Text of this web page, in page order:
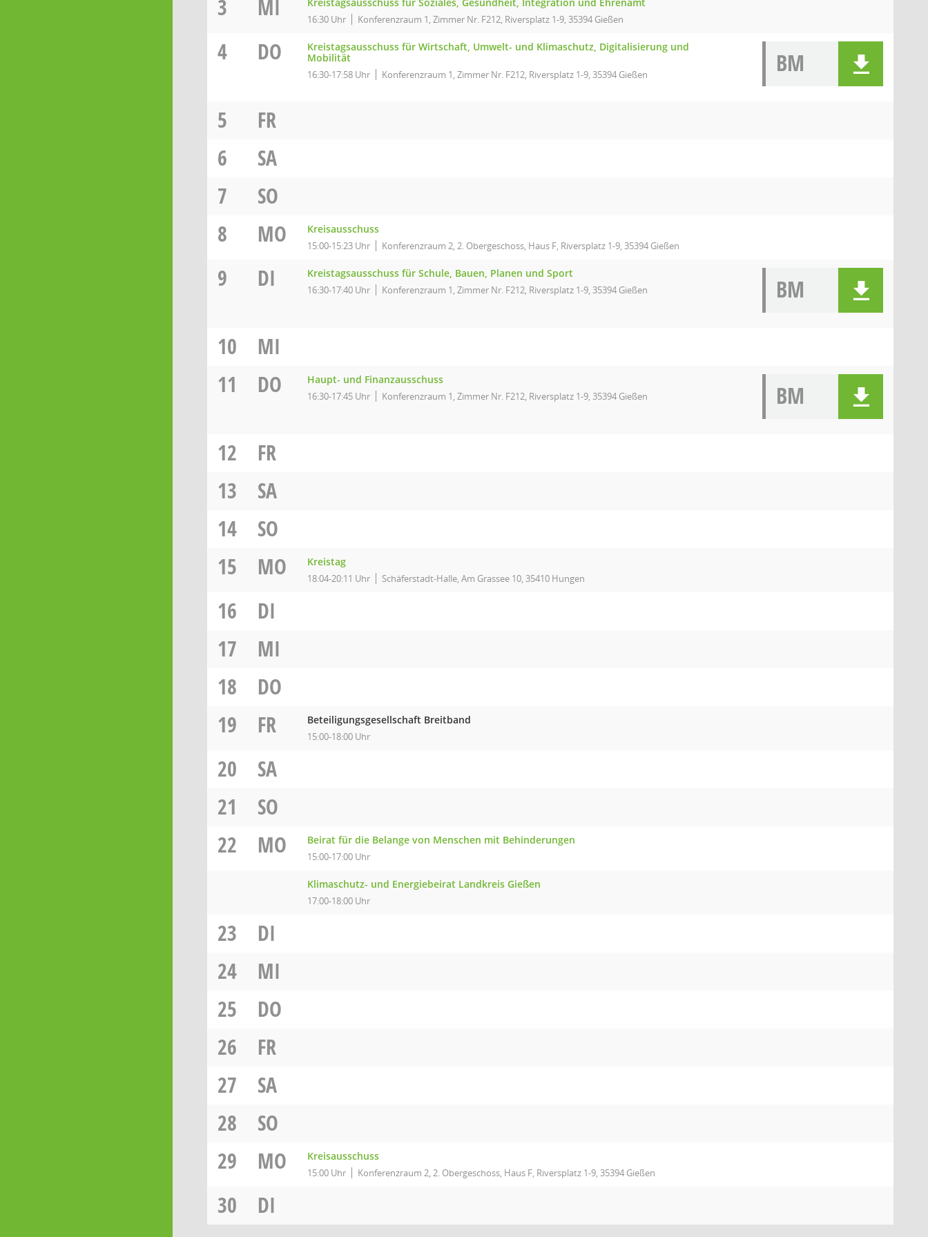
3 MI 16:30 Uhr Konferenzraum 1, Zimmer Nr. F212, Riversplatz 1-9, 35394 Gießen
4 DO
Kreistagsausschuss für Wirtschaft, Umwelt- und Klimaschutz, Digitalisierung und
Mobilität
16:30-17:58 Uhr Konferenzraum 1, Zimmer Nr. F212, Riversplatz 1-9, 35394 Gießen BM
5
FR
6
SA
7
SO
8
MO Kreisausschuss
15:00-15:23 Uhr Konferenzraum 2, 2. Obergeschoss, Haus F, Riversplatz 1-9, 35394 Gießen
9 DI Kreistagsausschuss für Schule, Bauen, Planen und Sport
16:30-17:40 Uhr Konferenzraum 1, Zimmer Nr. F212, Riversplatz 1-9, 35394 Gießen BM
10
MI
11
DO Haupt- und Finanzausschuss
16:30-17:45 Uhr Konferenzraum 1, Zimmer Nr. F212, Riversplatz 1-9, 35394 Gießen BM
12
FR
13
SA
14
SO
15
MO Kreistag
18:04-20:11 Uhr Schäferstadt-Halle, Am Grassee 10, 35410 Hungen
16
DI
17
MI
18
DO
19
FR Beteiligungsgesellschaft Breitband
15:00-18:00 Uhr
20
SA
21
SO
22
MO Beirat für die Belange von Menschen mit Behinderungen
15:00-17:00 Uhr
Klimaschutz- und Energiebeirat Landkreis Gießen
17:00-18:00 Uhr
23
DI
24
MI
25
DO
26
FR
27
SA
28
SO
29
MO Kreisausschuss
15:00 Uhr Konferenzraum 2, 2. Obergeschoss, Haus F, Riversplatz 1-9, 35394 Gießen
30 DI